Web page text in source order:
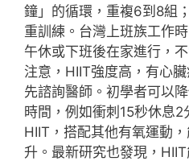
鐘」的循環，重複6到8組
重訓練。台灣上班族工作
午休或下班後在家進行，
注意，HIIT強度高，有心
先諮詢醫師。初學者可以
時間，例如衝刺15秒休息
HIIT，搭配其他有氧運動
升。最新研究也發現，